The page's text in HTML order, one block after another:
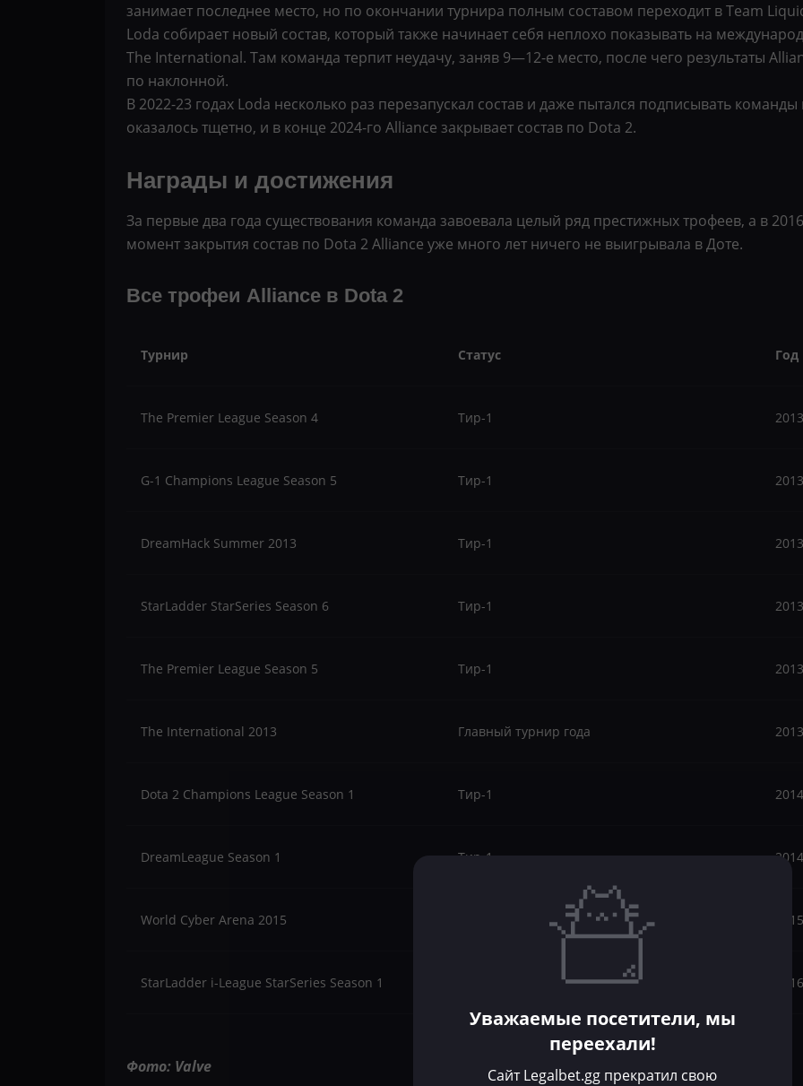
занимает последнее место, но по окончании турнира полным составом переходит в Team
Loda собирает новый состав, который также начинает себя неплохо показывать на
The International. Там команда терпит неудачу, заняв 9—12-е место, после чего результаты
по наклонной.
В 2022-23 годах Loda несколько раз перезапускал состав и даже пытался подписывать
оказалось тщетно, и в конце 2024-го Alliance закрывает состав по Dota 2.
Награды и достижения
За первые два года существования команда завоевала целый ряд престижных трофеев, а в
момент закрытия состав по Dota 2 Alliance уже много лет ничего не выигрывала в Доте.
Все трофеи Alliance в Dota 2
Турнир Статус Год
The Premier League Season 4 Тир-1 2013
G-1 Champions League Season 5 Тир-1 2013
DreamHack Summer 2013 Тир-1 2013
StarLadder StarSeries Season 6 Тир-1 2013
The Premier League Season 5 Тир-1 2013
The International 2013 Главный турнир года 2013
Dota 2 Champions League Season 1 Тир-1 2014
DreamLeague Season 1 Тир-1 2014
World Cyber Arena 2015 2015
StarLadder i-League StarSeries Season 1 2016
Фото: Valve
Уважаемые посетители, мы
переехали!
Сайт Legalbet.gg прекратил свою